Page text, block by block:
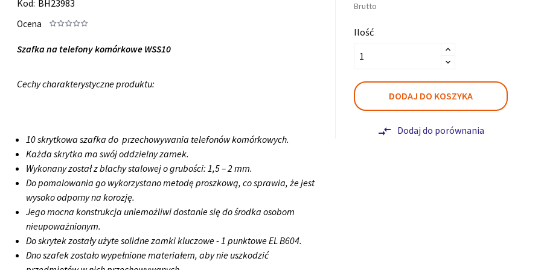
Kod: BH23983
Ocena
Szafka na telefony komórkowe WSS10
Cechy charakterystyczne produktu:
10 skrytkowa szafka do przechowywania telefonów komórkowych.
Każda skrytka ma swój oddzielny zamek.
Wykonany został z blachy stalowej o grubości: 1,5 – 2 mm.
Do pomalowania go wykorzystano metodę proszkową, co sprawia, że jest
wysoko odporny na korozję.
Jego mocna konstrukcja uniemożliwi dostanie się do środka osobom
nieupoważnionym.
Do skrytek zostały użyte solidne zamki kluczowe - 1 punktowe EL B604.
Dno szafek zostało wypełnione materiałem, aby nie uszkodzić
Brutto
Ilość
DODAJ DO KOSZYKA
compare_arrows Dodaj do porównania